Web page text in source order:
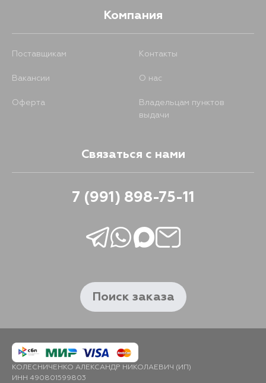
Компания
Поставщикам Контакты
Вакансии О нас
Оферта
Владельцам пунктов
выдачи
Связаться с нами
7 (991) 898-75-11
Поиск заказа
КОЛЕСНИЧЕНКО АЛЕКСАНДР НИКОЛАЕВИЧ (ИП)
ИНН 490801599803